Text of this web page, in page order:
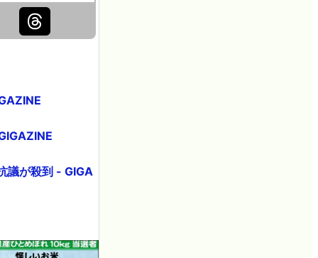
議が殺到 - GIGA